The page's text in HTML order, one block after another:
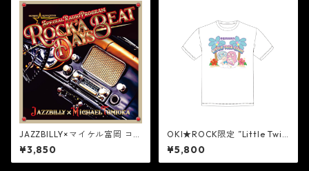
JAZZBILLY×マイケル富岡 コ
ンセプトCD『Rock’a Beat Da
ys - Special Radio Program
- (CD)』
¥3,850
OKI★ROCK限定 ”Little Twin
Stars” Tシャツ [WHITE]
¥5,800